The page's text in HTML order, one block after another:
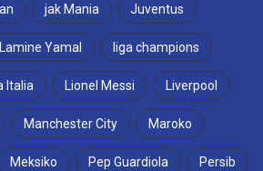
jak Mania Juventus
Lamine Yamal liga champions
Italia Lionel Messi Liverpool
Manchester City Maroko
Meksiko Pep Guardiola Persib